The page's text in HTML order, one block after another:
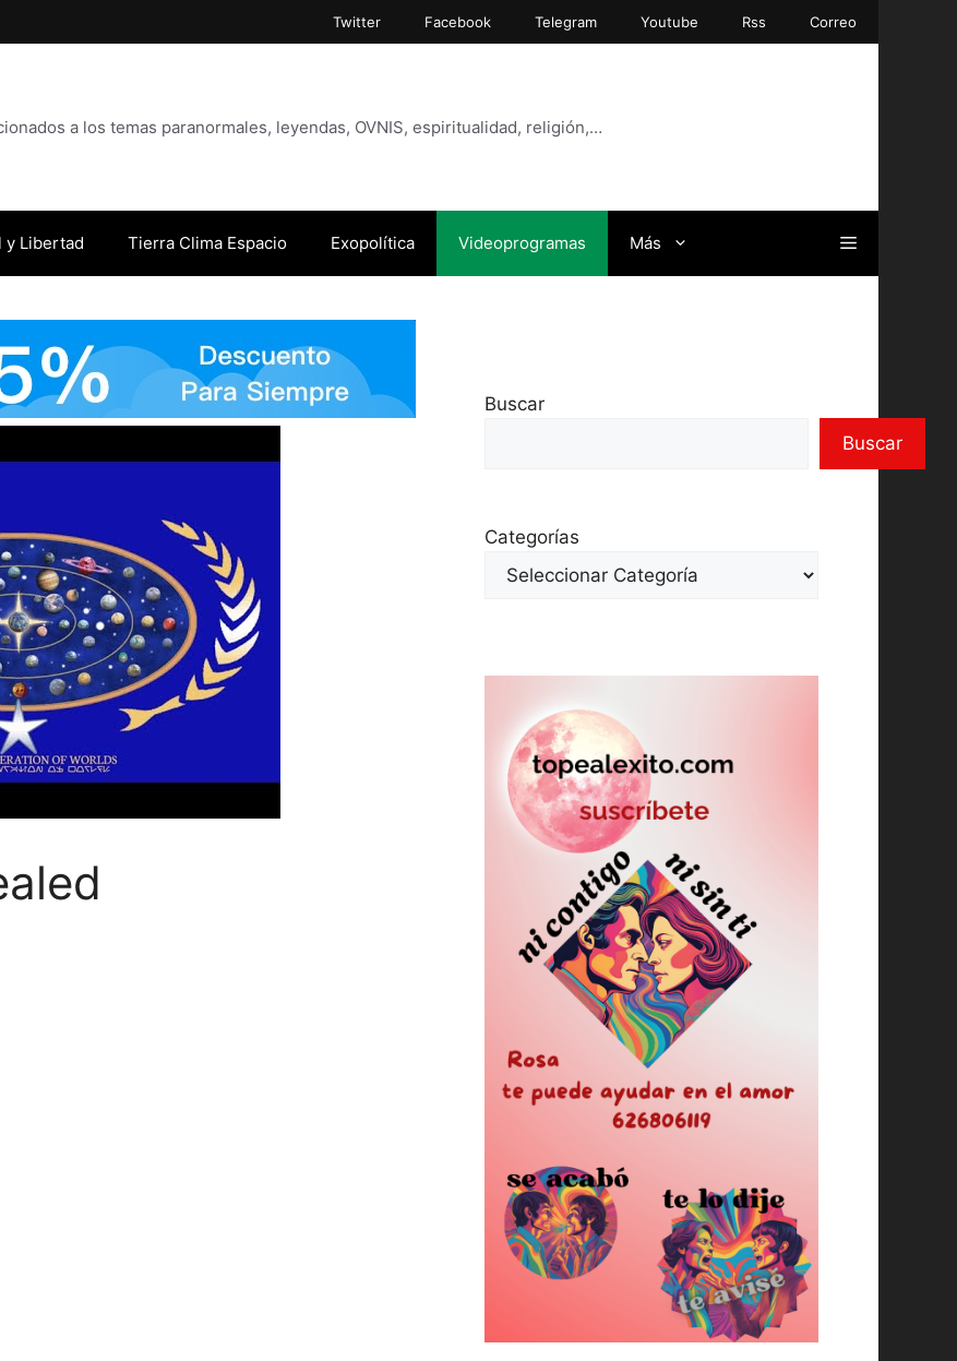
Twitter Facebook Telegram Youtube Rss Correo
a los temas paranormales, leyendas, OVNIS, espiritualidad, religión,…
y Libertad Tierra Clima Espacio Exopolítica Videoprogramas Más
Buscar
Buscar
Categorías